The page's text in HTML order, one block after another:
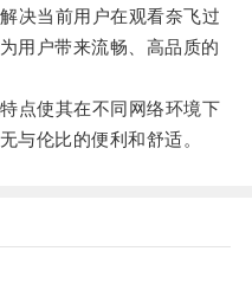
当前用户在观看奈飞过
用户带来流畅、高品质的
使其在不同网络环境下
与伦比的便利和舒适。